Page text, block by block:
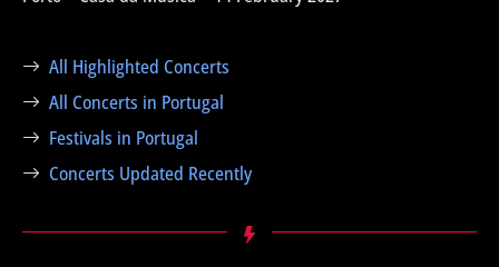
All Highlighted Concerts
All Concerts in Portugal
Festivals in Portugal
Concerts Updated Recently